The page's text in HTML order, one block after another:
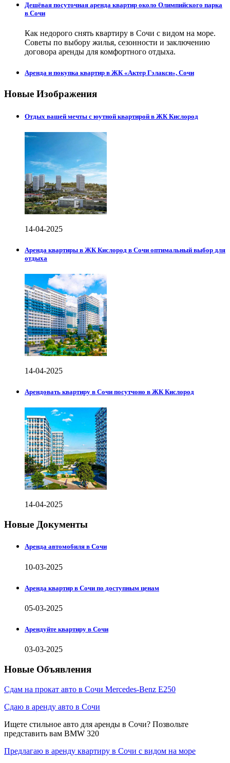
Дешёвая посуточная аренда квартир около Олимпийского парка
в Сочи
Как недорого снять квартиру в Сочи с видом на море.
Советы по выбору жилья, сезонности и заключению
договора аренды для комфортного отдыха.
Аренда и покупка квартир в ЖК «Актер Гэлакси», Сочи
Новые Изображения
Отдых вашей мечты с юутной квартирой в ЖК Кислород
14-04-2025
Аренда квартиры в ЖК Кислород в Сочи оптимальный выбор для
отдыха
14-04-2025
Арендовать квартиру в Сочи посутчоно в ЖК Кислород
14-04-2025
Новые Документы
Аренда автомобиля в Сочи
10-03-2025
Аренда квартир в Сочи по доступным ценам
05-03-2025
Арендуйте квартиру в Сочи
03-03-2025
Новые Объявления
Сдам на прокат авто в Сочи Mercedes-Benz E250
Сдаю в аренду авто в Сочи
Ищете стильное авто для аренды в Сочи? Позвольте
представить вам BMW 320
Предлагаю в аренду квартиру в Сочи с видом на море